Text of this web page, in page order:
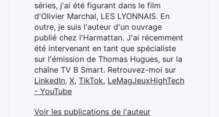
séries, j'ai été figurant dans le film
d'Olivier Marchal, LES LYONNAIS. En
outre, je suis l'auteur d'un ouvrage
publié chez l'Harmattan. J'ai récemment
été intervenant en tant que spécialiste
sur l'émission de Thomas Hugues, sur la
chaîne TV B Smart. Retrouvez-moi sur
LinkedIn, X, TikTok, LeMagJeuxHighTech
- YouTube
Voir les publications de l'auteur